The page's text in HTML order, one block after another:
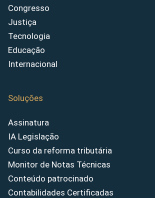
Congresso
Justiça
Tecnologia
Educação
Internacional
Soluções
Assinatura
IA Legislação
Curso da reforma tributária
Monitor de Notas Técnicas
Conteúdo patrocinado
Contabilidades Certificadas